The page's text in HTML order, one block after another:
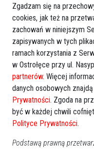
Więcej o:Miejska
w bibliotece
Zgadzam się na
cookies, jak też na
zachowań w niniejszym
zapisywanych w tych
ramach korzystania z
w Ostrołęce przy ul.
partnerów. Więcej
danych osobowych
Prywatności. Zgoda na
być w każdej chwili
Polityce Prywatności.
Podstawą prawną